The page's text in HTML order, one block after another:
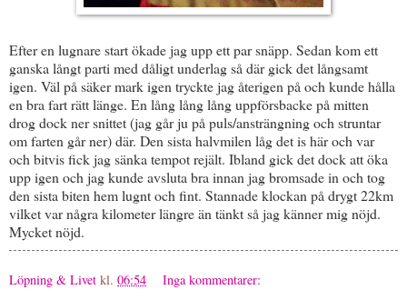
Efter en lugnare start ökade jag upp ett par snäpp. Sedan kom ett
ganska långt parti med dåligt underlag så där gick det långsamt
igen. Väl på säker mark igen tryckte jag återigen på och kunde hålla
en bra fart rätt länge. En lång lång lång uppförsbacke på mitten
drog dock ner snittet (jag går ju på puls/ansträngning och struntar
om farten går ner) där. Den sista halvmilen låg det is här och var
och bitvis fick jag sänka tempot rejält. Ibland gick det dock att öka
upp igen och jag kunde avsluta bra innan jag bromsade in och tog
den sista biten hem lugnt och fint. Stannade klockan på drygt 22km
vilket var några kilometer längre än tänkt så jag känner mig nöjd.
Mycket nöjd.
Löpning & Livet kl. 06:54 Inga kommentarer: